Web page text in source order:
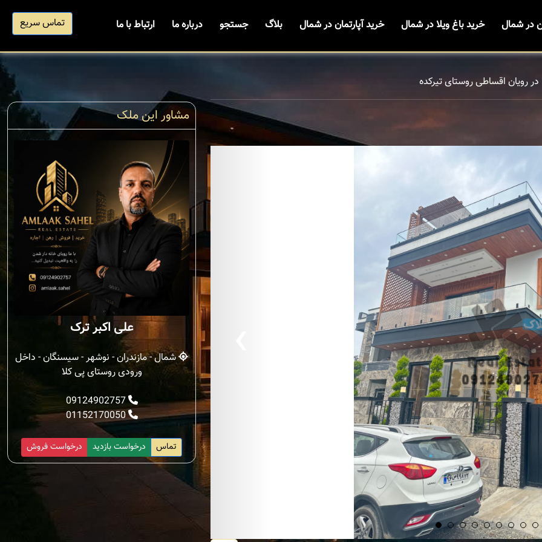
در شمال خرید باغ ویلا در شمال خرید آپارتمان در شمال بلاگ جستجو درباره ما ارتباط با ما تماس سریع
در رویان اقساطی روستای تیرکده
مشاور این ملک
علی اکبر ترک
شمال - مازندران - نوشهر - سیسنگان - داخل
ورودی روستای پی کلا
09124902757
01152170050
درخواست فروش درخواست بازدید تماس